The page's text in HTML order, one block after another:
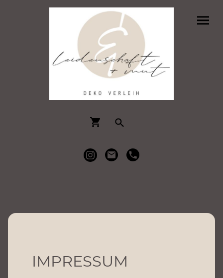
IMPRESSUM